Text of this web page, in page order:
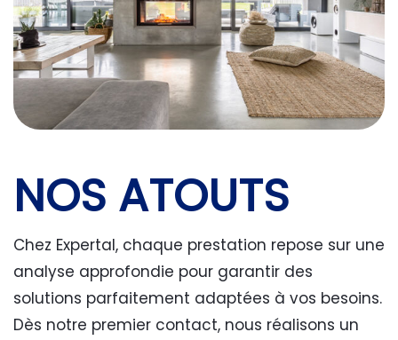
NOS ATOUTS
Chez Expertal, chaque prestation repose sur une
analyse approfondie pour garantir des
solutions parfaitement adaptées à vos besoins.
Dès notre premier contact, nous réalisons un